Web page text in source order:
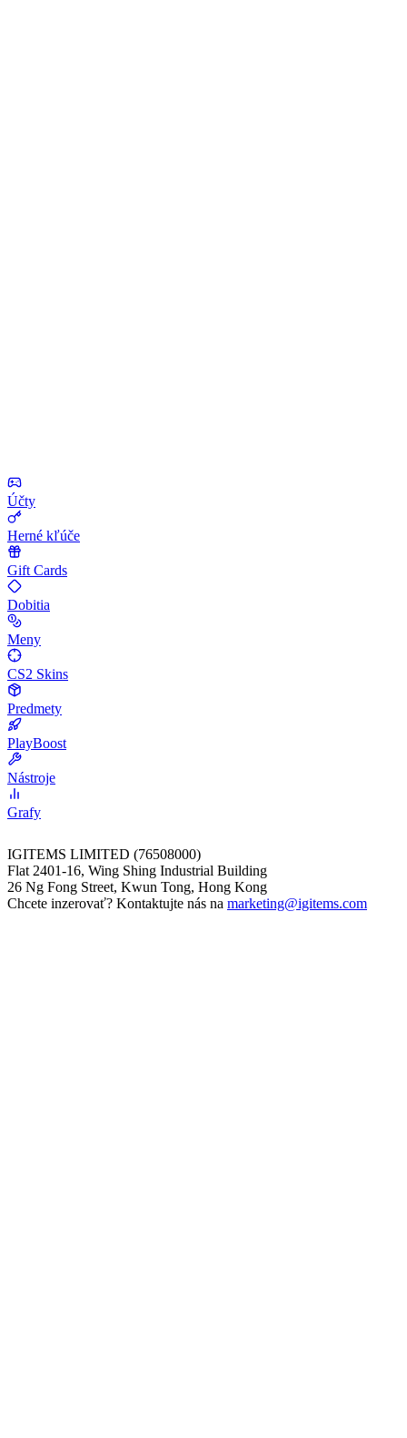
Účty
Herné kľúče
Gift Cards
Dobitia
Meny
CS2 Skins
Predmety
PlayBoost
Nástroje
Grafy
IGITEMS LIMITED (76508000)
Flat 2401-16, Wing Shing Industrial Building
26 Ng Fong Street, Kwun Tong, Hong Kong
Chcete inzerovať? Kontaktujte nás na marketing@igitems.com